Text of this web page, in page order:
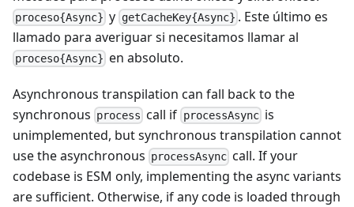
proceso{Async} y getCacheKey{Async} . Este último es
llamado para averiguar si necesitamos llamar al
proceso{Async} en absoluto.
Asynchronous transpilation can fall back to the
synchronous process call if processAsyncis
unimplemented, but synchronous transpilation cannot
use the asynchronous processAsync call. If your
codebase is ESM only, implementing the async variants
are sufficient. Otherwise, if any code is loaded through